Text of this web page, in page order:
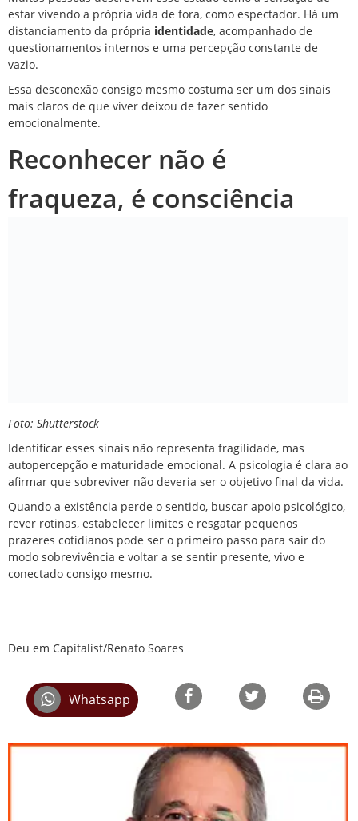
estar vivendo a própria vida de fora, como espectador. Há um
distanciamento da própria identidade, acompanhado de
questionamentos internos e uma percepção constante de
vazio.
Essa desconexão consigo mesmo costuma ser um dos sinais
mais claros de que viver deixou de fazer sentido
emocionalmente.
Reconhecer não é
fraqueza, é consciência
Foto: Shutterstock
Identificar esses sinais não representa fragilidade, mas
autopercepção e maturidade emocional. A psicologia é clara ao
afirmar que sobreviver não deveria ser o objetivo final da vida.
Quando a existência perde o sentido, buscar apoio psicológico,
rever rotinas, estabelecer limites e resgatar pequenos
prazeres cotidianos pode ser o primeiro passo para sair do
modo sobrevivência e voltar a se sentir presente, vivo e
conectado consigo mesmo.
Deu em Capitalist/Renato Soares
Whatsapp